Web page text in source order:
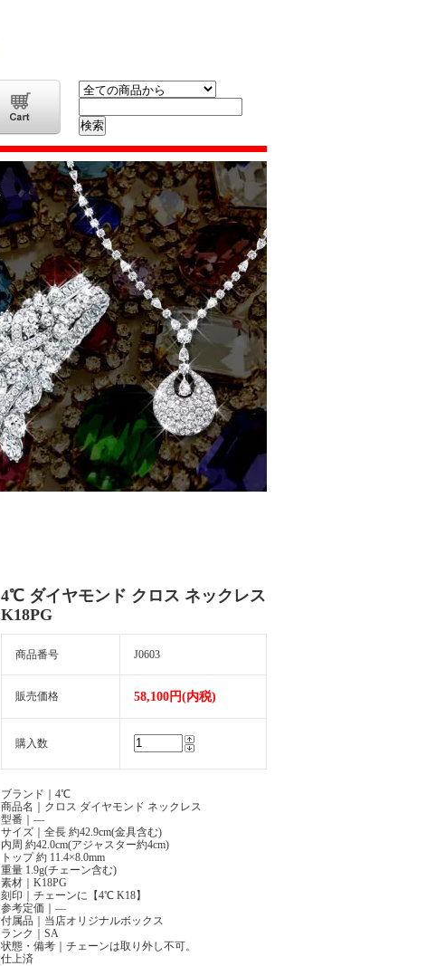
4℃ ダイヤモンド クロス ネックレス
K18PG
商品番号 J0603
販売価格 58,100円(内税)
購入数
ブランド｜4℃
商品名｜クロス ダイヤモンド ネックレス
型番｜―
サイズ｜全長 約42.9cm(金具含む)
内周 約42.0cm(アジャスター約4cm)
トップ 約 11.4×8.0mm
重量 1.9g(チェーン含む)
素材｜K18PG
刻印｜チェーンに【4℃ K18】
参考定価｜―
付属品｜当店オリジナルボックス
ランク｜SA
状態・備考｜チェーンは取り外し不可。
仕上済